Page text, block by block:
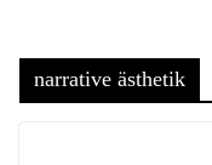
narrative ästhetik